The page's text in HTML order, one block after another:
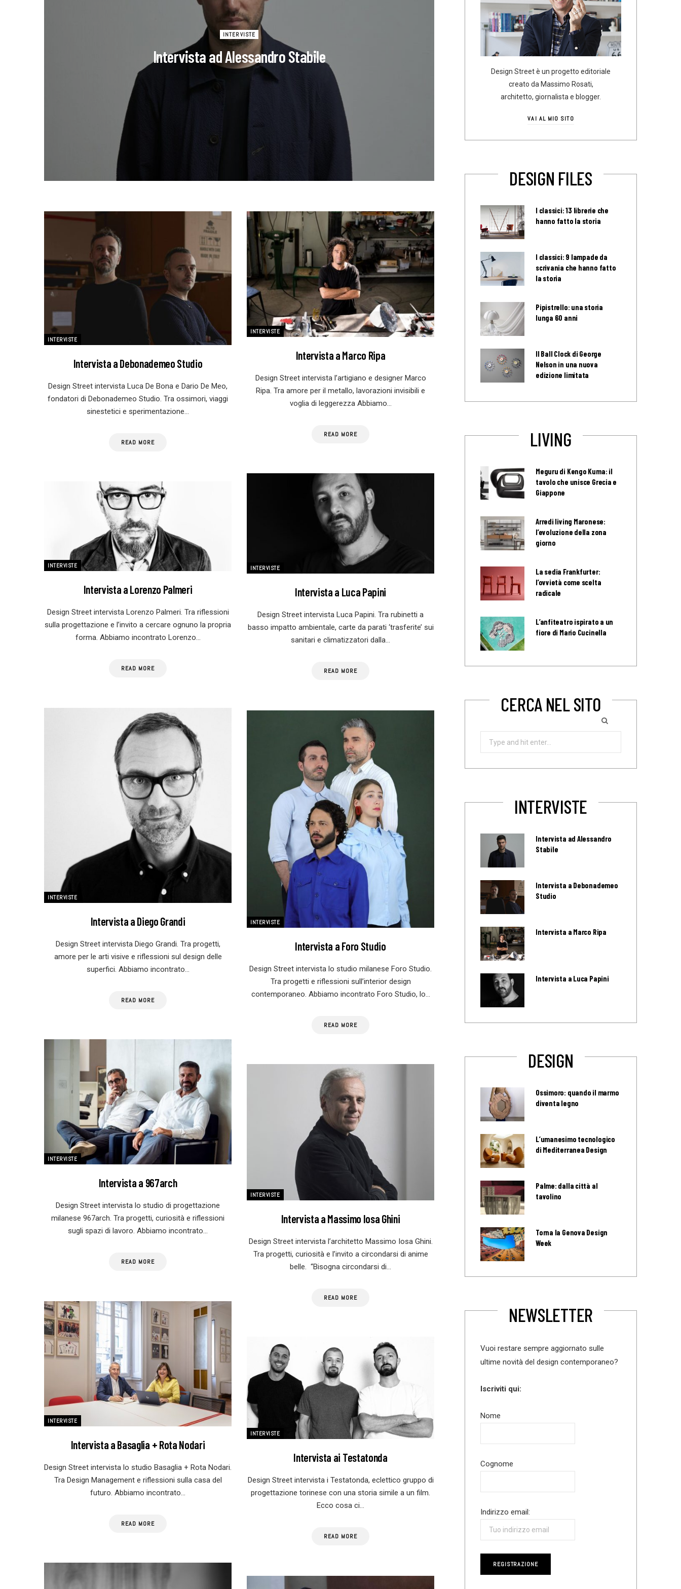
INTERVISTE
Intervista ad Alessandro Stabile
INTERVISTE
Intervista a Debonademeo Studio
Design Street intervista Luca De Bona e Dario De Meo,
fondatori di Debonademeo Studio. Tra ossimori, viaggi
sinestetici e sperimentazione…
READ MORE
INTERVISTE
Intervista a Marco Ripa
Design Street intervista l’artigiano e designer Marco
Ripa. Tra amore per il metallo, lavorazioni invisibili e
voglia di leggerezza Abbiamo…
READ MORE
INTERVISTE
Intervista a Luca Papini
Design Street intervista Luca Papini. Tra rubinetti a
basso impatto ambientale, carte da parati ‘trasferite’ sui
sanitari e climatizzatori dalla…
READ MORE
INTERVISTE
Intervista a Lorenzo Palmeri
Design Street intervista Lorenzo Palmeri. Tra riflessioni
sulla progettazione e l’invito a cercare ognuno la propria
forma. Abbiamo incontrato Lorenzo…
READ MORE
INTERVISTE
Intervista a Diego Grandi
Design Street intervista Diego Grandi. Tra progetti,
amore per le arti visive e riflessioni sul design delle
superfici. Abbiamo incontrato…
READ MORE
INTERVISTE
Intervista a Foro Studio
Design Street intervista lo studio milanese Foro Studio.
Tra progetti e riflessioni sull’interior design
contemporaneo. Abbiamo incontrato Foro Studio, lo…
READ MORE
INTERVISTE
Intervista a 967arch
Design Street intervista lo studio di progettazione
milanese 967arch. Tra progetti, curiosità e riflessioni
sugli spazi di lavoro. Abbiamo incontrato…
READ MORE
INTERVISTE
Intervista a Massimo Iosa Ghini
Design Street intervista l’architetto Massimo Iosa Ghini.
Tra progetti, curiosità e l’invito a circondarsi di anime
belle. “Bisogna circondarsi di…
READ MORE
INTERVISTE
Intervista a Basaglia + Rota Nodari
Design Street intervista lo studio Basaglia + Rota Nodari.
Tra Design Management e riflessioni sulla casa del
futuro. Abbiamo incontrato…
READ MORE
INTERVISTE
Intervista ai Testatonda
Design Street intervista i Testatonda, eclettico gruppo di
progettazione torinese con una storia simile a un film.
Ecco cosa ci…
READ MORE
Design Street è un progetto editoriale
creato da Massimo Rosati,
architetto, giornalista e blogger.
VAI AL MIO SITO
DESIGN FILES
I classici: 13 librerie che
hanno fatto la storia
I classici: 9 lampade da
scrivania che hanno fatto
la storia
Pipistrello: una storia
lunga 60 anni
Il Ball Clock di George
Nelson in una nuova
edizione limitata
LIVING
Meguru di Kengo Kuma: il
tavolo che unisce Grecia e
Giappone
Arredi living Maronese:
l’evoluzione della zona
giorno
La sedia Frankfurter:
l’ovvietà come scelta
radicale
L’anfiteatro ispirato a un
fiore di Mario Cucinella
CERCA NEL SITO
INTERVISTE
Intervista ad Alessandro
Stabile
Intervista a Debonademeo
Studio
Intervista a Marco Ripa
Intervista a Luca Papini
DESIGN
Ossimoro: quando il marmo
diventa legno
L’umanesimo tecnologico
di Mediterranea Design
Palme: dalla città al
tavolino
Torna la Genova Design
Week
NEWSLETTER
Vuoi restare sempre aggiornato sulle
ultime novità del design contemporaneo?
Iscriviti qui:
Nome
Cognome
Indirizzo email: